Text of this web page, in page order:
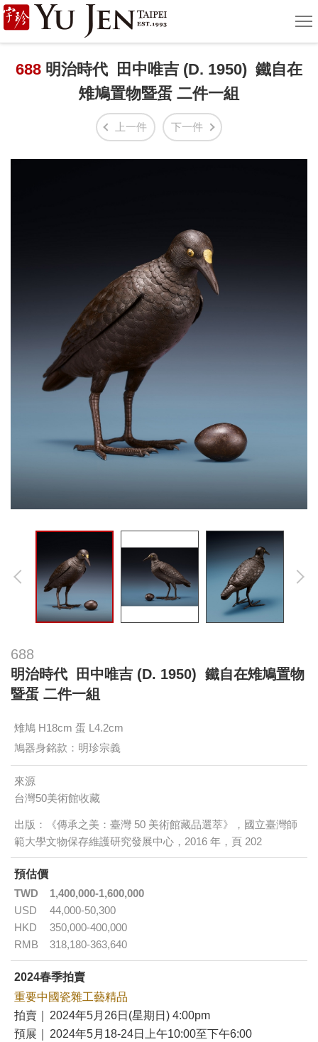
宇
珍
國
術
單
688 明治時代 田中唯吉 (D. 1950) 鐵自在
雉鳩置物暨蛋 二件一組
上一件 下一件
688
明治時代 田中唯吉 (D. 1950) 鐵自在雉鳩置物
暨蛋 二件一組
雉鳩 H18cm 蛋 L4.2cm
鳩器身銘款：明珍宗義
來源
台灣50美術館收藏
出版：《傳承之美：臺灣 50 美術館藏品選萃》，國立臺灣師
範大學文物保存維護研究發展中心，2016 年，頁 202
預估價
TWD
1,400,000-1,600,000
USD
44,000-50,300
HKD
350,000-400,000
RMB
318,180-363,640
2024春季拍賣
重要中國瓷雜工藝精品
拍賣｜
2024年5月26日(星期日) 4:00pm
預展｜
2024年5月18-24日上午10:00至下午6:00